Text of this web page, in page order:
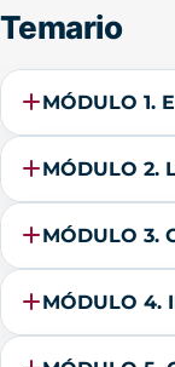
Temario
MÓDULO 1.
MÓDULO 2.
MÓDULO 3.
MÓDULO 4.